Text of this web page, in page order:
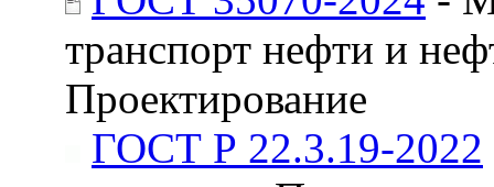
транспорт нефти и
Проектирование
ГОСТ Р 22.3.19-2022